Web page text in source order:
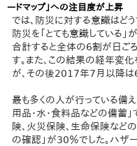
ードマップ」への注目度が上昇
では、防災に対する意識はどう
防災を「とても意識している」
合計すると全体の6割が日ご
す。また、この結果の経年変
が、その後2017年7月以降は
最も多くの人が行っている備
用品・水・食料品などの備蓄
険、火災保険、生命保険など
の確認」が30％でした。ハ